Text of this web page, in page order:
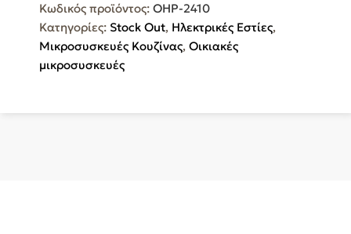
Εμαγιέ
Μονή
Inox
OHP-
ποσότητα
Κωδικός προϊόντος: OHP-2410
Κατηγορίες: Stock Out, Ηλεκτρικές Εστίες,
Μικροσυσκευές Κουζίνας, Οικιακές
μικροσυσκευές